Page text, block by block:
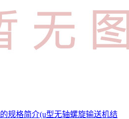
规格简介(u型无轴螺旋输送机结